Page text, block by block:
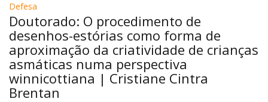
Defesa
Doutorado: O procedimento de
desenhos-estórias como forma de
aproximação da criatividade de crianças
asmáticas numa perspectiva
winnicottiana | Cristiane Cintra
Brentan